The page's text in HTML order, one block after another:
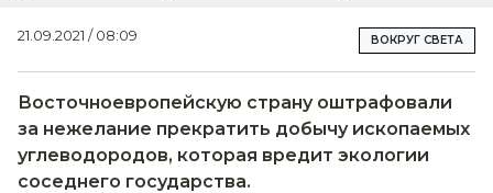
21.09.2021 / 08:09 ВОКРУГ СВЕТА
Восточноевропейскую страну оштрафовали
за нежелание прекратить добычу ископаемых
углеводородов, которая вредит экологии
соседнего государства.